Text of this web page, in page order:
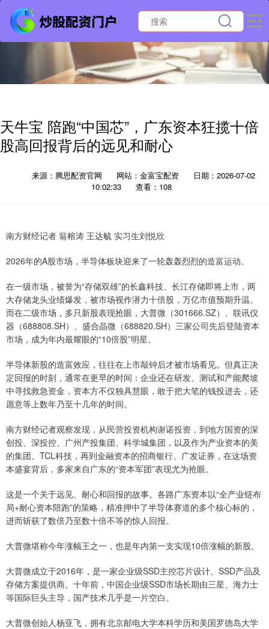
天牛宝 陪跑“中国芯”，广东资本狂揽十倍
股高回报背后的远见和耐心
来源：腾思配资官网 网站：金富宝配资
日期：2026-07-02
10:02:33
查看：108
南方财经记者 翁榕涛 王达毓 实习生刘悦欣
2026年的A股市场，半导体板块迎来了一轮轰轰烈烈的造富运动。
在一级市场，被誉为“存储双雄”的长鑫科技、长江存储即将上市，两
大存储龙头业绩爆发，被市场视作潜力十倍股，万亿市值预期升温。
而在二级市场，多只新股表现抢眼，大普微（301666.SZ）、联讯仪
器（688808.SH）、盛合晶微（688820.SH）三家公司先后登陆资本
市场，成为年内最耀眼的“10倍股”明星。
半导体新股的造富效应，往往在上市敲钟后才被市场看见。但真正决
定回报的时刻，通常在更早的时间：企业还在研发、测试和产能爬坡
中寻找救急资金，资本方不仅独具慧眼，敢于把大笔的钱投进去，还
愿意等上数年乃至十几年的时间。
南方财经记者观察发现，从民营投资机构谢诺投资，到地方国资的深
创投、深投控、广州产投集团、科学城集团，以及作为产业资本的美
的集团、TCL科技，再到金融资本的招商银行、广发证券，在这场资
本盛宴背后，多家来自广东的“资本军团”表现尤为抢眼。
这是一个关于远见、耐心和回报的故事。各路广东资本以“全产业链布
局+耐心资本陪跑”的策略，精准押中了半导体赛道的多个核心标的，
进而斩获了数倍乃至数十倍不等的惊人回报。
大普微堪称今年涨幅王之一，也是年内第一支实现10倍涨幅的新股。
大普微成立于2016年，是一家企业级SSD主控芯片设计、SSD产品及
存储方案提供商。十年前，中国企业级SSD市场长期由三星、海力士
等国际巨头主导，国产技术几乎是一片空白。
大普微创始人杨亚飞，拥有北京邮电大学本科学历和美国罗德岛大学